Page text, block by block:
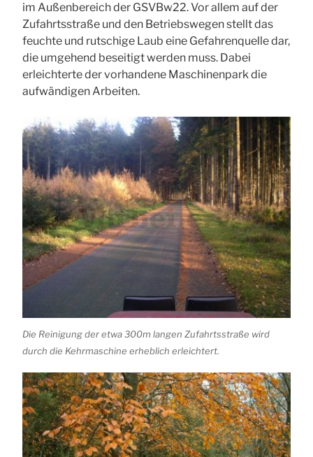
im Außenbereich der GSVBw22. Vor allem auf der
Zufahrtsstraße und den Betriebswegen stellt das
feuchte und rutschige Laub eine Gefahrenquelle dar,
die umgehend beseitigt werden muss. Dabei
erleichterte der vorhandene Maschinenpark die
aufwändigen Arbeiten.
Die Reinigung der etwa 300m langen Zufahrtsstraße wird
durch die Kehrmaschine erheblich erleichtert.